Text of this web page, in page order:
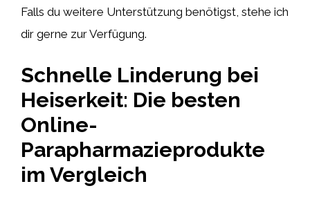
Falls du weitere Unterstützung benötigst, stehe ich
dir gerne zur Verfügung.
Schnelle Linderung bei
Heiserkeit: Die besten
Online-
Parapharmazieprodukte
im Vergleich